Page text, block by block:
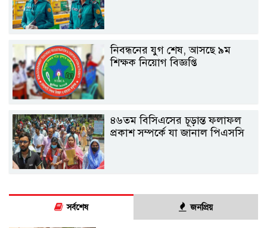
নিবন্ধনের যুগ শেষ, আসছে ৯ম
শিক্ষক নিয়োগ বিজ্ঞপ্তি
৪৬তম বিসিএসের চূড়ান্ত ফলাফল
প্রকাশ সম্পর্কে যা জানাল পিএসসি
সর্বশেষ জনপ্রিয়